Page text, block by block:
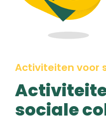
Activiteiten voor
sociale